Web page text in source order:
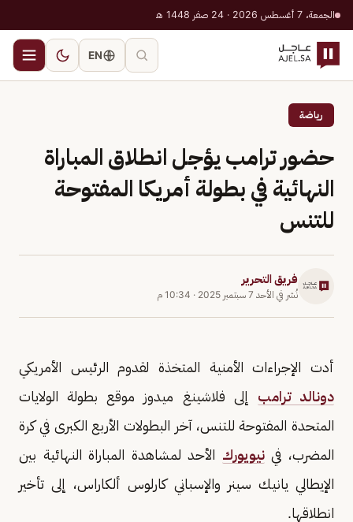
الجمعة، 7 أغسطس 2026 · 24 صفر 1448 هـ
EN
رياضة
حضور ترامب يؤجل انطلاق المباراة
النهائية في بطولة أمريكا المفتوحة
للتنس
فريق التحرير
نُشر في الأحد 7 سبتمبر 2025 · 10:34 م
أدت الإجراءات الأمنية المتخذة لقدوم الرئيس الأمريكي
دونالد ترامب إلى فلاشينغ ميدوز موقع بطولة الولايات
المتحدة المفتوحة للتنس، آخر البطولات الأربع الكبرى في كرة
المضرب، فينيويورك الأحد لمشاهدة المباراة النهائية بين
الإيطالي يانيك سينر والإسباني كارلوس ألكاراس، إلى تأخير
انطلاقها.